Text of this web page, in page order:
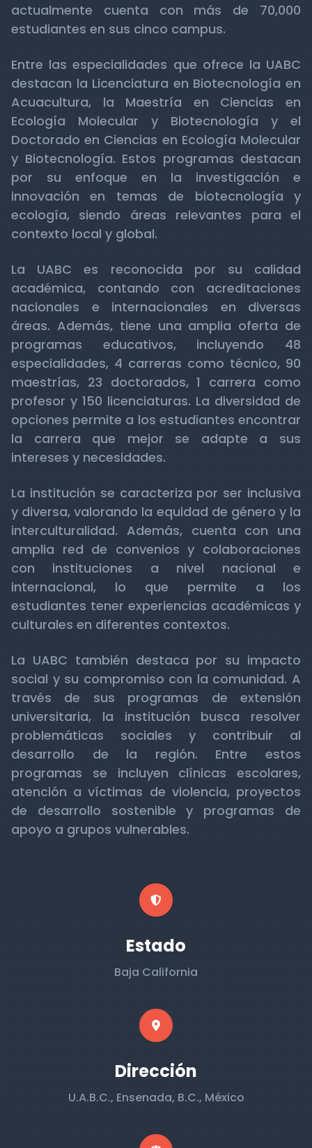
actualmente cuenta con más de 70,000
estudiantes en sus cinco campus.
Entre las especialidades que ofrece la UABC
destacan la Licenciatura en Biotecnología en
Acuacultura, la Maestría en Ciencias en
Ecología Molecular y Biotecnología y el
Doctorado en Ciencias en Ecología Molecular
y Biotecnología. Estos programas destacan
por su enfoque en la investigación e
innovación en temas de biotecnología y
ecología, siendo áreas relevantes para el
contexto local y global.
La UABC es reconocida por su calidad
académica, contando con acreditaciones
nacionales e internacionales en diversas
áreas. Además, tiene una amplia oferta de
programas educativos, incluyendo 48
especialidades, 4 carreras como técnico, 90
maestrías, 23 doctorados, 1 carrera como
profesor y 150 licenciaturas. La diversidad de
opciones permite a los estudiantes encontrar
la carrera que mejor se adapte a sus
intereses y necesidades.
La institución se caracteriza por ser inclusiva
y diversa, valorando la equidad de género y la
interculturalidad. Además, cuenta con una
amplia red de convenios y colaboraciones
con instituciones a nivel nacional e
internacional, lo que permite a los
estudiantes tener experiencias académicas y
culturales en diferentes contextos.
La UABC también destaca por su impacto
social y su compromiso con la comunidad. A
través de sus programas de extensión
universitaria, la institución busca resolver
problemáticas sociales y contribuir al
desarrollo de la región. Entre estos
programas se incluyen clínicas escolares,
atención a víctimas de violencia, proyectos
de desarrollo sostenible y programas de
apoyo a grupos vulnerables.
Estado
Baja California
Dirección
U.A.B.C., Ensenada, B.C., México